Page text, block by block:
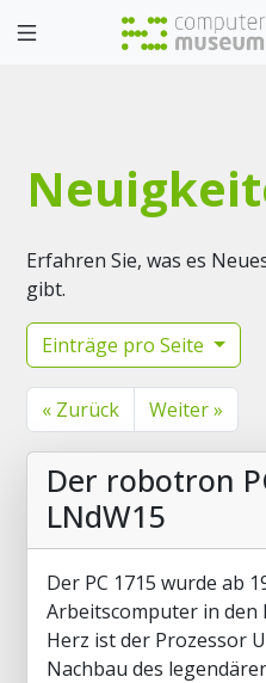
Erfahren Sie, was es
gibt.
Einträge pro Seite
« Zurück Weiter »
Der robotron
LNdW15
Der PC 1715 wurde ab
Arbeitscomputer in den
Herz ist der Prozessor
Nachbau des